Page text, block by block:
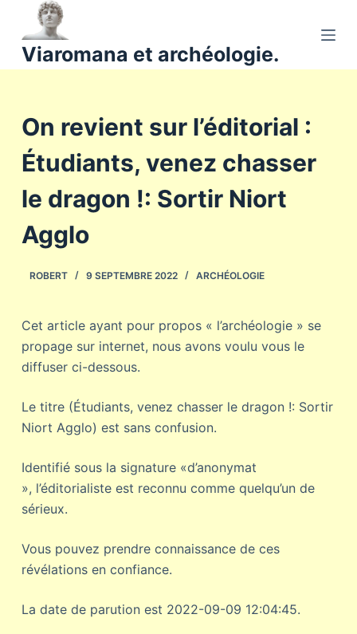
a
o
Viaromana et archéologie.
On revient sur l’éditorial :
Étudiants, venez chasser
le dragon !: Sortir Niort
Agglo
ROBERT 9 SEPTEMBRE 2022 ARCHÉOLOGIE
Cet article ayant pour propos « l’archéologie » se
propage sur internet, nous avons voulu vous le
diffuser ci-dessous.
Le titre (Étudiants, venez chasser le dragon !: Sortir
Niort Agglo) est sans confusion.
Identifié sous la signature «d’anonymat
», l’éditorialiste est reconnu comme quelqu’un de
sérieux.
Vous pouvez prendre connaissance de ces
révélations en confiance.
La date de parution est 2022-09-09 12:04:45.